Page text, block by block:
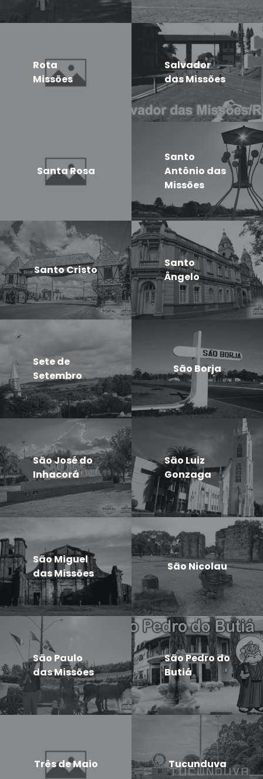
Rota
Missões
Salvador
das Missões
Santa Rosa
Santo
Antônio das
Missões
Santo Cristo
Santo
Ângelo
Sete de
Setembro
São Borja
São José do
Inhacorá
São Luiz
Gonzaga
São Miguel
das Missões
São Nicolau
São Paulo
das Missões
São Pedro do
Butiá
Três de Maio Tucunduva